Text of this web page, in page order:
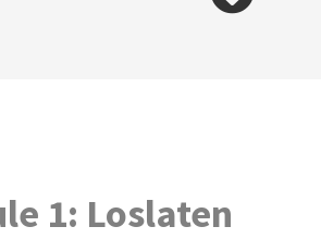
1: Loslaten